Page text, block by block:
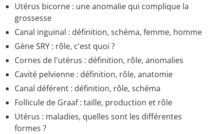
Utérus bicorne : une anomalie qui complique la
grossesse
Canal inguinal : définition, schéma, femme, homme
Gène SRY : rôle, c'est quoi ?
Cornes de l'utérus : définition, rôle, anomalies
Cavité pelvienne : définition, rôle, anatomie
Canal déférent : définition, rôle, schéma
Follicule de Graaf : taille, production et rôle
Utérus : maladies, quelles sont les différentes
formes ?